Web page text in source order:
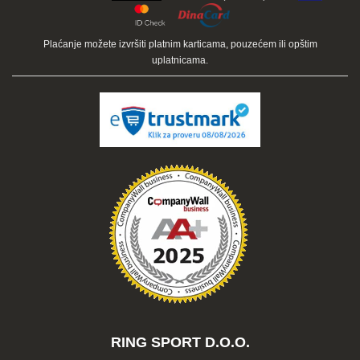
Plaćanje je moguće karticama unapred, a vaša rezervacija se
Plaćanje možete izvršiti platnim karticama, pouzećem ili opštim
uplatnicama.
RING SPORT D.O.O.